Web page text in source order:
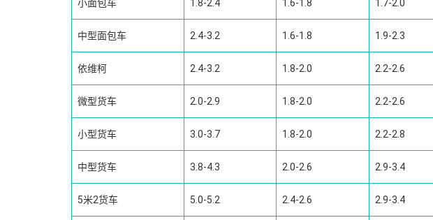
小面包车 1.8-2.4 1.6-1.8 1.7-2.0
中型面包车 2.4-3.2 1.6-1.8 1.9-2.3
依维柯 2.4-3.2 1.8-2.0 2.2-2.6
微型货车 2.0-2.9 1.8-2.0 2.2-2.6
小型货车 3.0-3.7 1.8-2.0 2.2-2.8
中型货车 3.8-4.3 2.0-2.6 2.9-3.4
5米2货车 5.0-5.2 2.4-2.6 2.9-3.4